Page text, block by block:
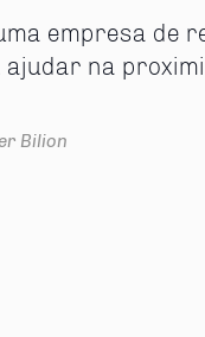
empresa de
na
Bilion